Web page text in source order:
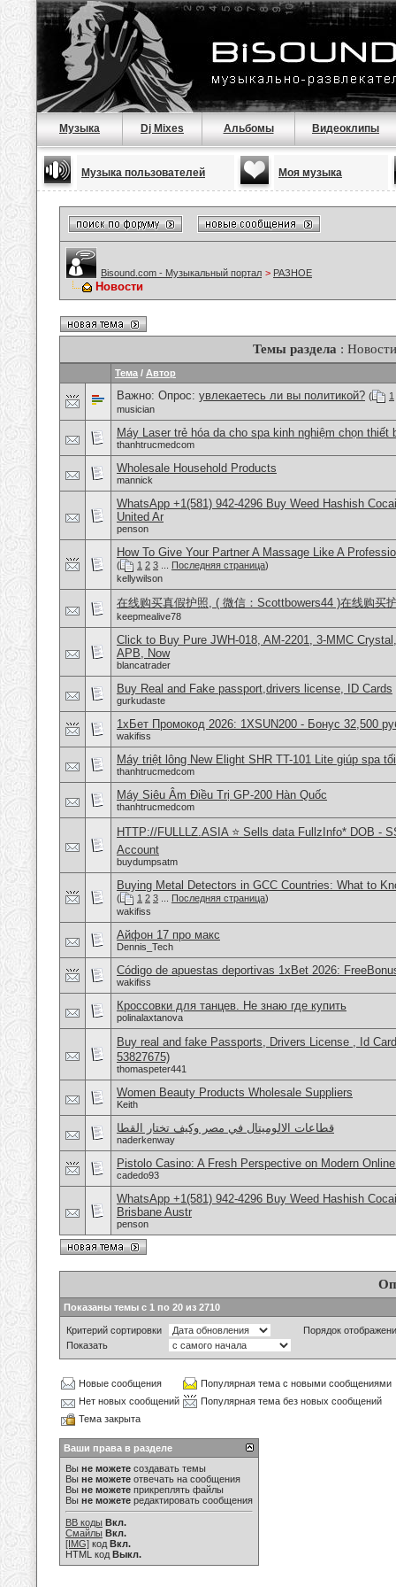
Музыка Dj Mixes Альбомы Видеоклипы
Музыка пользователей Моя музыка
Bisound.com - Музыкальный портал > РАЗНОЕ
Новости
Темы раздела : Новости
Тема / Автор
Важно: Опрос: увлекаетесь ли вы политикой? (
1
musician
Máy Laser trẻ hóa da cho spa kinh nghiệm chọn thiết
thanhtrucmedcom
Wholesale Household Products
mannick
WhatsApp +1(581) 942-4296 Buy Weed Hashish
United Ar
penson
How To Give Your Partner A Massage Like A
( 1 2 3 Последняя страница)
kellywilson
在线购买真假护照, ( 微信：Scottbowers44 )在线购买
keepmealive78
Click to Buy Pure JWH-018, AM-2201, 3-MMC
APB, Now
blancatrader
Buy Real and Fake passport,drivers license, ID Cards
gurkudaste
1хБет Промокод 2026: 1XSUN200 - Бонус 32,500
wakifiss
Máy triệt lông New Elight SHR TT-101 Lite giúp spa
thanhtrucmedcom
Máy Siêu Âm Điều Trị GP-200 Hàn Quốc
thanhtrucmedcom
HTTP://FULLLZ.ASIA ⭐️ Sells data FullzInfo* DOB -
Account
buydumpsatm
Buying Metal Detectors in GCC Countries: What to
( 1 2 3 Последняя страница)
wakifiss
Айфон 17 про макс
Dennis_Tech
Código de apuestas deportivas 1xBet 2026:
wakifiss
Кроссовки для танцев. Не знаю где купить
polinalaxtanova
Buy real and fake Passports, Drivers License , Id
53827675)
thomaspeter441
Women Beauty Products Wholesale Suppliers
Keith
قطاعات الالوميتال في مصر وكيف تختار القطا
naderkenway
Pistolo Casino: A Fresh Perspective on Modern
cadedo93
WhatsApp +1(581) 942-4296 Buy Weed Hashish
Brisbane Austr
penson
Показаны темы с 1 по 20 из 2710
Критерий сортировки
Порядок
Показать
Новые сообщения
Популярная тема с новыми сообщениями
Нет новых сообщений
Популярная тема без новых сообщений
Тема закрыта
Ваши права в разделе
Вы не можете создавать темы
Вы не можете отвечать на сообщения
Вы не можете прикреплять файлы
Вы не можете редактировать сообщения
BB коды Вкл.
Смайлы Вкл.
[IMG] код Вкл.
HTML код Выкл.